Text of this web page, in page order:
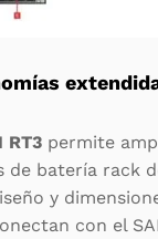
RT3 permite
de batería rack
y
con el